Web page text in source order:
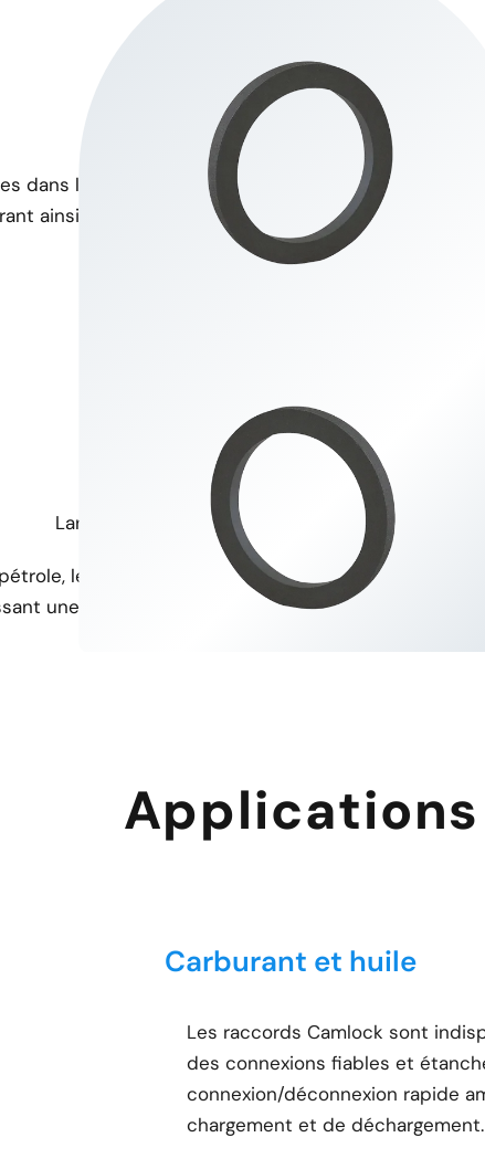
Excellente étanchéité
dans les applications critiques,
ainsi la sécurité et l'efficacité.
Tolérance à la
Fonctionne
qui le rend adapté
Large gamme d'applications
le gaz, l'alimentation et les
une polyvalence d'utilisation.
Échantillon gratuit
Nous proposons
compatibilité avant
Applications
Carburant et huile
Les raccords Camlock sont
des connexions fiables et
connexion/déconnexion rapide
chargement et de déchargement.